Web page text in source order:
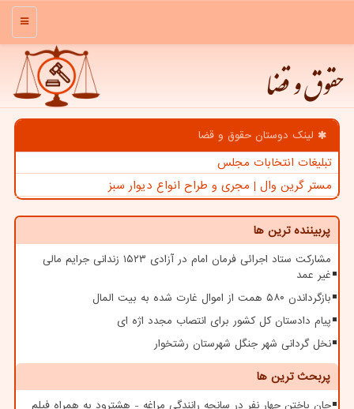
منو
حقوق و قضا
لینک دوستان حقوق و قضا
تبلیغات انتخابات مجلس
مستر گرین وال | مجری و طراح انواع دیوار سبز
پربیننده ترین ها
مشارکت ستاد اجرائی فرمان امام در آزادی ۱۵۲۳ زندانی جرایم مالی
غیر عمد
بازگرداندن ۵۸۰ همت از اموال غارت شده به بیت المال
پیام دادستان کل کشور برای انتصاب مجدد اژه ای
نخل گردانی شهر جنگل شهرستان رشتخوار
پربحث ترین ها
جان باختن چهار نفر در سانحه رانندگی مراغه - هشترود به همراه فیلم